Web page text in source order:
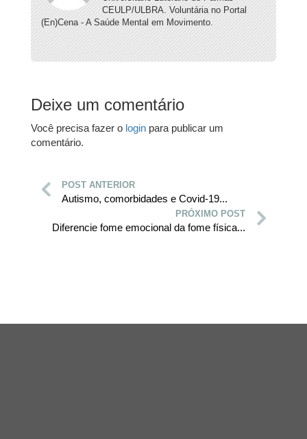
CEULP/ULBRA. Voluntária no Portal
(En)Cena - A Saúde Mental em Movimento.
Deixe um comentário
Você precisa fazer o login para publicar um
comentário.
POST ANTERIOR
Autismo, comorbidades e Covid-19...
PRÓXIMO POST
Diferencie fome emocional da fome física...